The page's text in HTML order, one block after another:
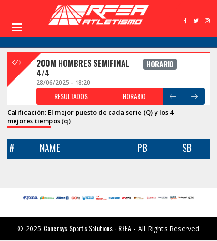
200M HOMBRES SEMIFINAL
4/4
HORARIO
28/06/2025 - 18:20
RESULTADOS HORARIO
Calificación: El mejor puesto de cada serie (Q) y los 4
mejores tiempos (q)
# NAME PB SB
© 2025 Conersys Sports Solutions - RFEA - All Rights Reserved